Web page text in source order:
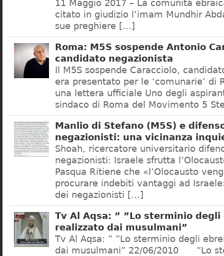
11 Maggio 2017 – La comunità
citato in giudizio l’imam Mundhir
sue preghiere […]
Roma: M5S sospende Antonio
candidato negazionista
Il M5S sospende Caracciolo,
era presentato per le ‘comunarie’ di
una lettera ufficiale Uno degli
sindaco di Roma del Movimento 5
Manlio di Stefano (M5S) e
negazionisti: una vicinanza
Shoah, ricercatore universitario
negazionisti: Israele sfrutta
Pasqua Ritiene che «l’Olocausto
procurare indebiti vantaggi ad
dei negazionisti […]
Tv Al Aqsa: ” ”Lo sterminio degli
realizzato dai musulmani”
Tv Al Aqsa: ” ”Lo sterminio degli
dai musulmani” 22/06/2010 ”Lo